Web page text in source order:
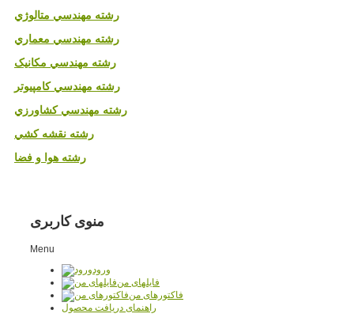
رشته مهندسي متالوژي
رشته مهندسي معماري
رشته مهندسي مکانيک
رشته مهندسي کامپيوتر
رشته مهندسي کشاورزي
رشته نقشه کشي
رشته هوا و فضا
منوی کاربری
Menu
ورود
فایلهای من
فاکتورهای من
راهنمای دریافت محصول